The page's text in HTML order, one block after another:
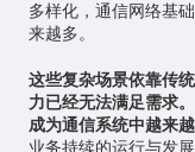
多样化，通信网络基
来越多。
这些复杂场景依靠传
力已经无法满足需求
成为通信系统中越来
业务持续的运行与发展